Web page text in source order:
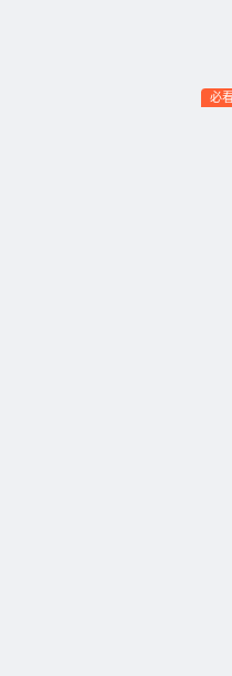
必